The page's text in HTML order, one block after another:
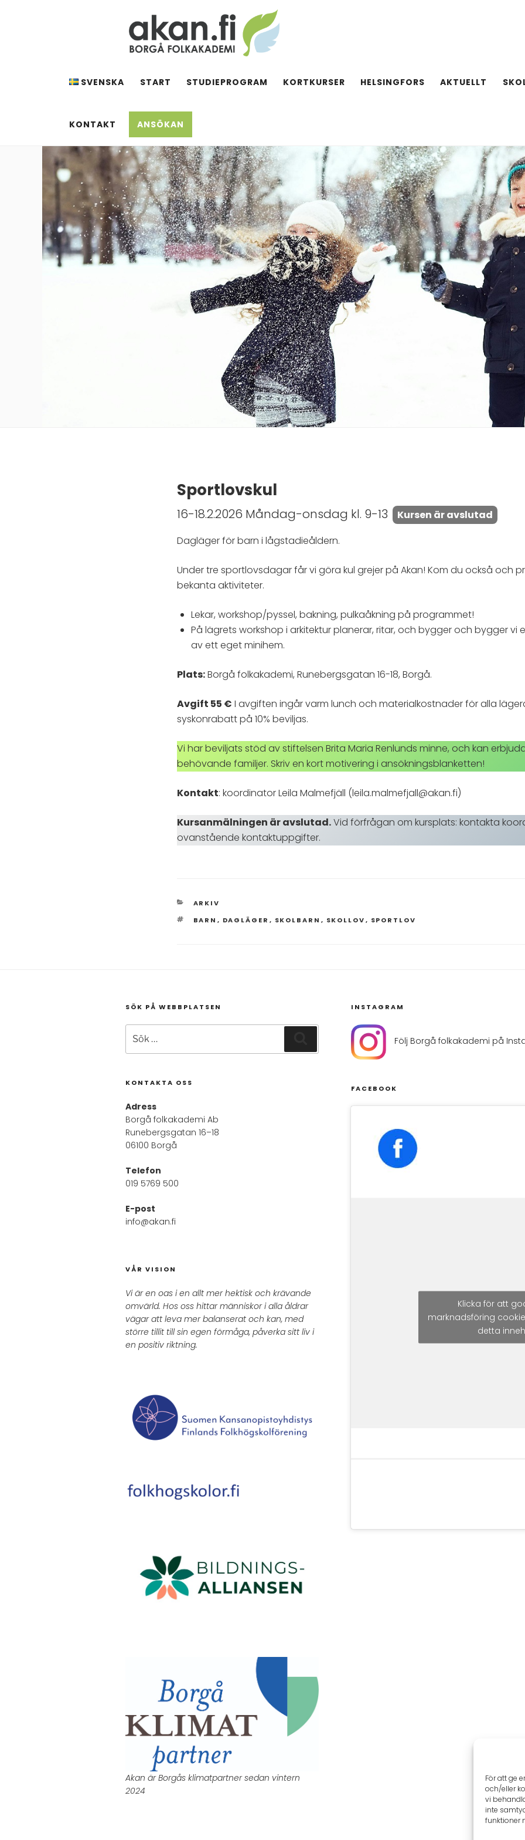
För att ge
och/eller
vi
inte
funktioner
AKAN.FI
SVENSKA START STUDIEPROGRAM KORTKURSER HELSINGFORS AKTUELLT
KONTAKT ANSÖKAN
Sportlovskul
16-18.2.2026 Måndag-onsdag kl. 9-13
Kursen är avslutad
Dagläger för barn i lågstadieåldern.
Under tre sportlovsdagar får vi göra kul grejer på Akan! Kom du också och
bekanta aktiviteter.
Lekar, workshop/pyssel, bakning, pulkaåkning på programmet!
På lägrets workshop i arkitektur planerar, ritar, och bygger och bygger vi
av ett eget minihem.
Plats:Borgå folkakademi, Runebergsgatan 16-18, Borgå.
Avgift 55 € I avgiften ingår varm lunch och materialkostnader för alla
syskonrabatt på 10% beviljas.
Vi har beviljats stöd av stiftelsen Brita Maria Renlunds minne, och kan
behövande familjer. Skriv en kort motivering i ansökningsblanketten!
Kontakt: koordinator Leila Malmefjäll (leila.malmefjall@akan.fi)
Kursanmälningen är avslutad.Vid förfrågan om kursplats: kontakta
ovanstående kontaktuppgifter.
KATEGORIER
ARKIV
TAGGAR
BARN , DAGLÄGER , SKOLBARN , SKOLLOV, SPORTLOV
SÖK PÅ WEBBPLATSEN
efter:
KONTAKTA OSS
Adress
Borgå folkakademi Ab
Runebergsgatan 16–18
06100 Borgå
Telefon
019 5769 500
E-post
info@akan.fi
VÅR VISION
Vi är en oas i en allt mer hektisk och krävande
omvärld. Hos oss hittar människor i alla åldrar
vägar att leva mer balanserat och kan, med
större tillit till sin egen förmåga, påverka sitt liv i
en positiv riktning.
Akan är Borgås klimatpartner sedan vintern
2024
INSTAGRAM
Följ Borgå folkakademi på
FACEBOOK
Klicka för att
marknadsföring
detta